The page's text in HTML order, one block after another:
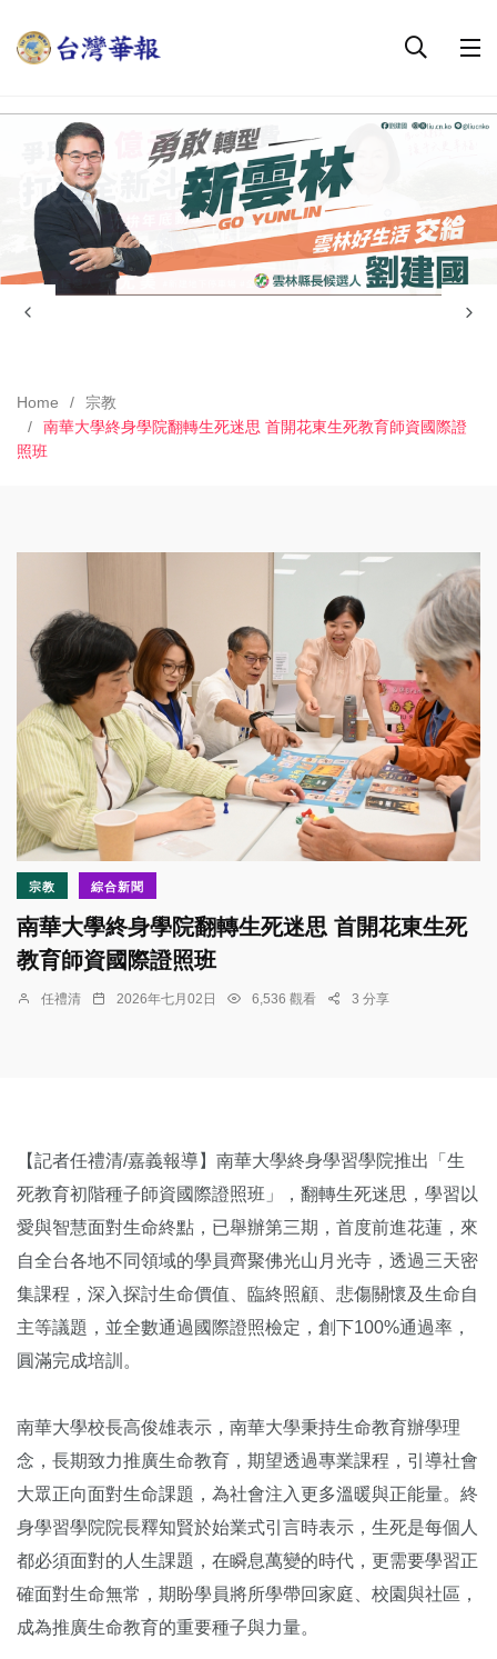
Home
宗教
南華大學終身學院翻轉生死迷思 首開花東生死教育師資國際證
照班
宗教 綜合新聞
南華大學終身學院翻轉生死迷思 首開花東生死
教育師資國際證照班
任禮清 2026年七月02日 6,536 觀看 3 分享
【記者任禮清/嘉義報導】南華大學終身學習學院推出「生
死教育初階種子師資國際證照班」，翻轉生死迷思，學習以
愛與智慧面對生命終點，已舉辦第三期，首度前進花蓮，來
自全台各地不同領域的學員齊聚佛光山月光寺，透過三天密
集課程，深入探討生命價值、臨終照顧、悲傷關懷及生命自
主等議題，並全數通過國際證照檢定，創下100%通過率，
圓滿完成培訓。
南華大學校長高俊雄表示，南華大學秉持生命教育辦學理
念，長期致力推廣生命教育，期望透過專業課程，引導社會
大眾正向面對生命課題，為社會注入更多溫暖與正能量。終
身學習學院院長釋知賢於始業式引言時表示，生死是每個人
都必須面對的人生課題，在瞬息萬變的時代，更需要學習正
確面對生命無常，期盼學員將所學帶回家庭、校園與社區，
成為推廣生命教育的重要種子與力量。